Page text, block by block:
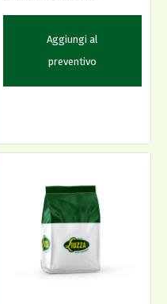
Aggiungi al
preventivo